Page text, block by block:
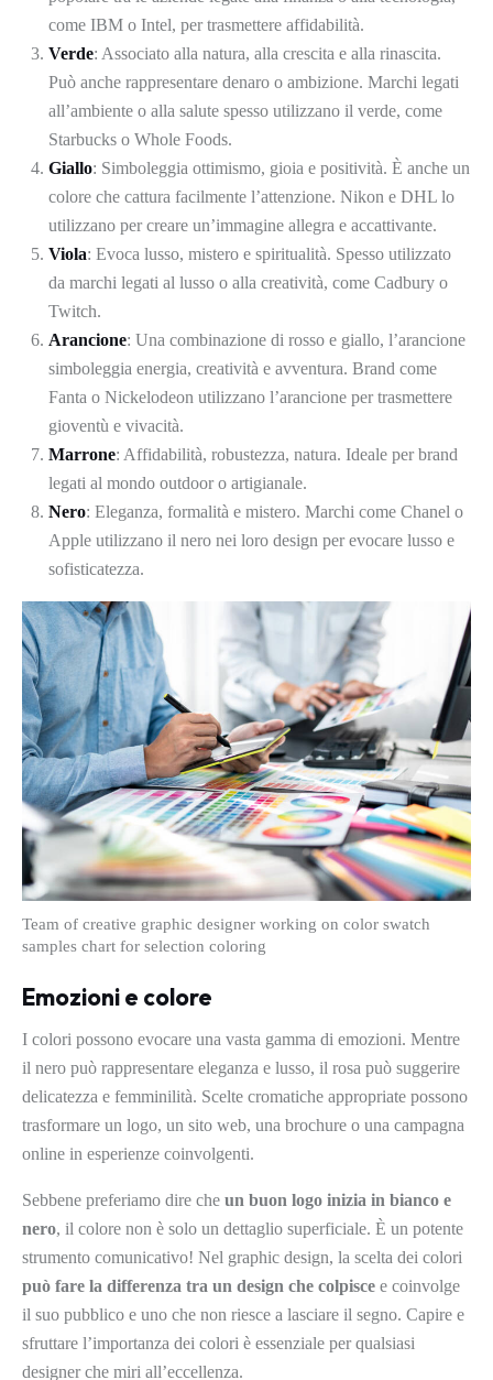
come IBM o Intel, per trasmettere affidabilità.
Verde: Associato alla natura, alla crescita e alla rinascita.
Può anche rappresentare denaro o ambizione. Marchi legati
all’ambiente o alla salute spesso utilizzano il verde, come
Starbucks o Whole Foods.
Giallo: Simboleggia ottimismo, gioia e positività. È anche un
colore che cattura facilmente l’attenzione. Nikon e DHL lo
utilizzano per creare un’immagine allegra e accattivante.
Viola: Evoca lusso, mistero e spiritualità. Spesso utilizzato
da marchi legati al lusso o alla creatività, come Cadbury o
Twitch.
Arancione: Una combinazione di rosso e giallo, l’arancione
simboleggia energia, creatività e avventura. Brand come
Fanta o Nickelodeon utilizzano l’arancione per trasmettere
gioventù e vivacità.
Marrone: Affidabilità, robustezza, natura. Ideale per brand
legati al mondo outdoor o artigianale.
Nero: Eleganza, formalità e mistero. Marchi come Chanel o
Apple utilizzano il nero nei loro design per evocare lusso e
sofisticatezza.
Team of creative graphic designer working on color swatch
samples chart for selection coloring
Emozioni e colore
I colori possono evocare una vasta gamma di emozioni. Mentre
il nero può rappresentare eleganza e lusso, il rosa può suggerire
delicatezza e femminilità. Scelte cromatiche appropriate possono
trasformare un logo, un sito web, una brochure o una campagna
online in esperienze coinvolgenti.
Sebbene preferiamo dire che un buon logo inizia in bianco e
nero, il colore non è solo un dettaglio superficiale. È un potente
strumento comunicativo! Nel graphic design, la scelta dei colori
può fare la differenza tra un design che colpisce e coinvolge
il suo pubblico e uno che non riesce a lasciare il segno. Capire e
sfruttare l’importanza dei colori è essenziale per qualsiasi
designer che miri all’eccellenza.